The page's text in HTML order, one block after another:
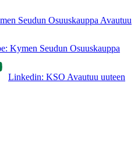
Seudun Osuuskauppa Avautuu
Kymen Seudun Osuuskauppa
Linkedin: KSO Avautuu uuteen